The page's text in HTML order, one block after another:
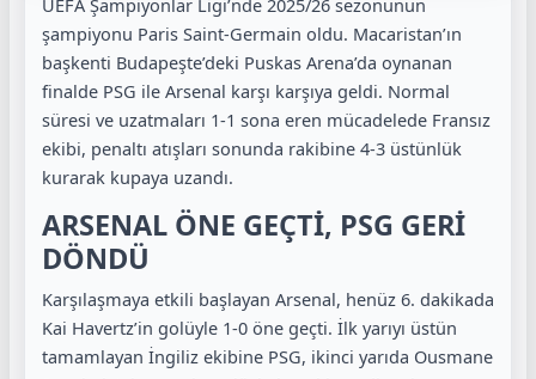
şampiyonu Paris Saint-Germain oldu. Macaristan’ın
başkenti Budapeşte’deki Puskas Arena’da oynanan
finalde PSG ile Arsenal karşı karşıya geldi. Normal
süresi ve uzatmaları 1-1 sona eren mücadelede Fransız
ekibi, penaltı atışları sonunda rakibine 4-3 üstünlük
kurarak kupaya uzandı.
ARSENAL ÖNE GEÇTİ, PSG GERİ
DÖNDÜ
Karşılaşmaya etkili başlayan Arsenal, henüz 6. dakikada
Kai Havertz’in golüyle 1-0 öne geçti. İlk yarıyı üstün
tamamlayan İngiliz ekibine PSG, ikinci yarıda Ousmane